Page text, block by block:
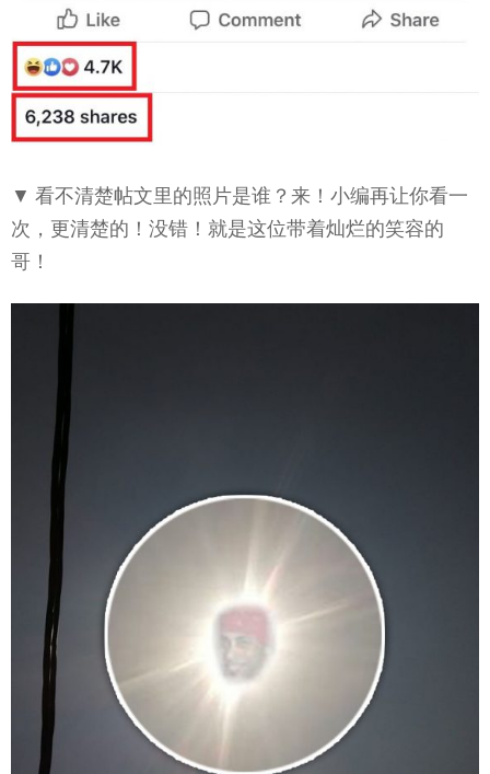
▼ 看不清楚帖文里的照片是谁？来！小编再让你看一
次，更清楚的！没错！就是这位带着灿烂的笑容的
哥！